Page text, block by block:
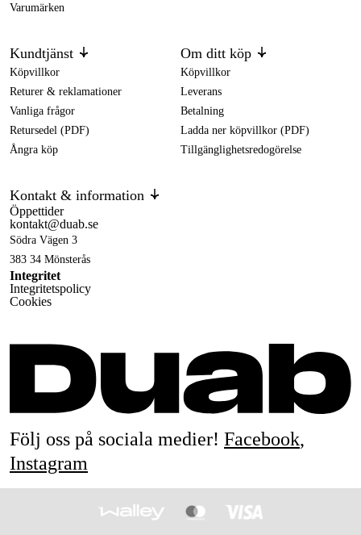
Varumärken
Kundtjänst
Köpvillkor
Returer & reklamationer
Vanliga frågor
Retursedel (PDF)
Ångra köp
Om ditt köp
Köpvillkor
Leverans
Betalning
Ladda ner köpvillkor (PDF)
Tillgänglighetsredogörelse
Kontakt & information
Öppettider
kontakt@duab.se
Södra Vägen 3
383 34 Mönsterås
Integritet
Integritetspolicy
Cookies
Följ oss på sociala medier! Facebook,
Instagram